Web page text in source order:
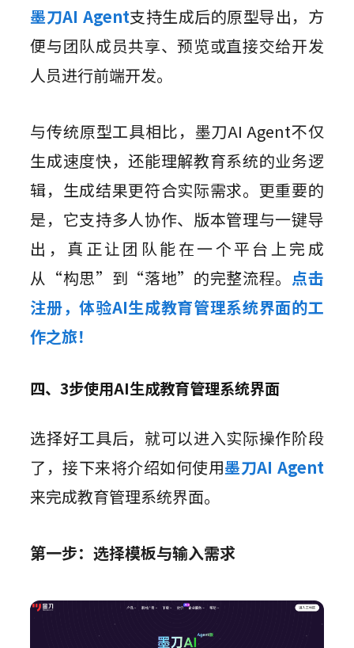
墨刀AI Agent支持生成后的原型导出，方
便与团队成员共享、预览或直接交给开发
人员进行前端开发。
与传统原型工具相比，墨刀AI Agent不仅
生成速度快，还能理解教育系统的业务逻
辑，生成结果更符合实际需求。更重要的
是，它支持多人协作、版本管理与一键导
出，真正让团队能在一个平台上完成
从“构思”到“落地”的完整流程。 点击
注册，体验AI生成教育管理系统界面的工
作之旅！
四、3步使用AI生成教育管理系统界面
选择好工具后，就可以进入实际操作阶段
了，接下来将介绍如何使用墨刀AI Agent
来完成教育管理系统界面。
第一步：选择模板与输入需求